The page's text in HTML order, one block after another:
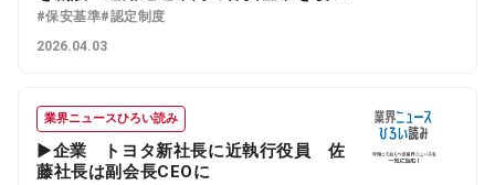
#保安基準#認定制度
2026.04.03
業界ニュースひろい読み
▶企業 トヨタ新社長に近執行役員 佐
藤社長は副会長CEOに